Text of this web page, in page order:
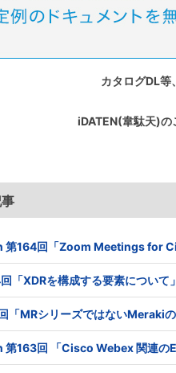
カタログDL等
iDATEN(韋駄天)の
164回「Zoom Meetings for
「XDRを構成する要素について」
「MRシリーズではないMerakiの
163回 「Cisco Webex 関連の